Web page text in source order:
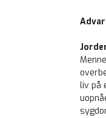
liv på